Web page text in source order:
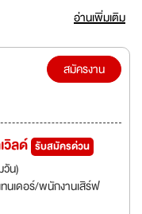
ายใต้ชื่อ "คำพูน" คำนึงเสมอ
ามรักและค่อยดูแลเอาใจใส่
1.สาขาเซ็นทรัลเวิลด์
าม9 4.สาขาเซ็นทรัล อีสต์วิ
ร์ค รังสิต 7.สาขา
า บีช 9.สาขาเซ็นทรัล ปิ่น
อ่านเพิ่มเติม
สมัครงาน
วิลด์ รับสมัครด่วน
น)
นเดอร์/พนักงานเสิร์ฟ